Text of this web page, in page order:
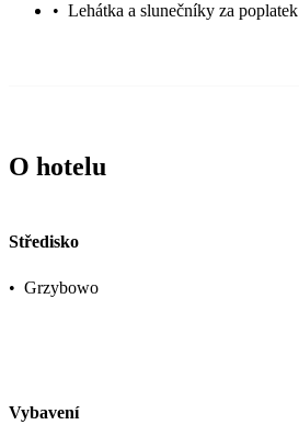
• Lehátka a slunečníky za poplatek
O hotelu
Středisko
• Grzybowo
Vybavení